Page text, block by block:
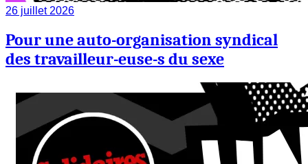
26 juillet 2026
Pour une auto-organisation syndical
des travailleur-euse-s du sexe